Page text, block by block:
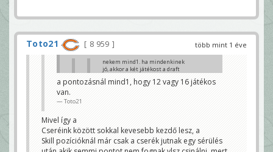
több mint 1 éve
Toto21 8 959
nekem mind1. ha mindenkinek
jó, akkor a két játékost a draft
újra csinálni.
Csak így a pontozás azért nem biztos ugyanaz mert
a kezdők elfogynak, más 12 játékosnál vagy 16-nál.
32 csapat van.
a pontozásnál mind1, hogy 12 vagy 16 játékos
van.
Toto21
Mivel így a
Cseréink között sokkal kevesebb kezdő lesz, a
Skill pozícióknál már csak a cserék jutnak egy sérülés